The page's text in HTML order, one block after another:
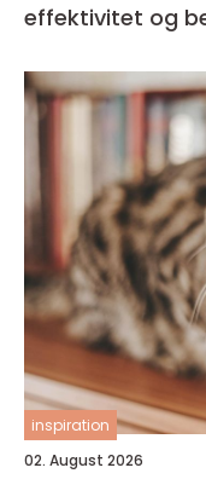
effektivitet og
inspiration
02. August 2026